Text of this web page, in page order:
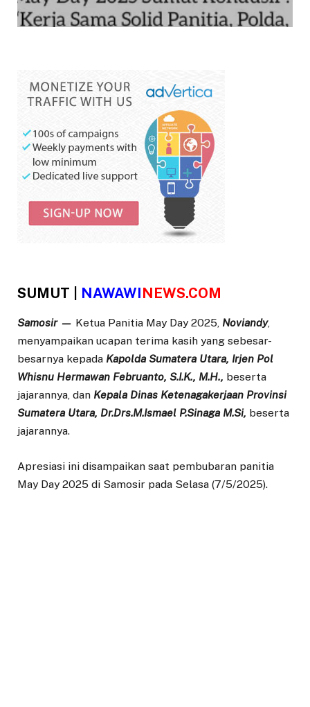
SUMUT | NAWAWINEWS.COM
Samosir — Ketua Panitia May Day 2025, Noviandy,
menyampaikan ucapan terima kasih yang sebesar-
besarnya kepada Kapolda Sumatera Utara, Irjen Pol
Whisnu Hermawan Februanto, S.I.K., M.H., beserta
jajarannya, dan Kepala Dinas Ketenagakerjaan Provinsi
Sumatera Utara, Dr.Drs.M.Ismael P.Sinaga M.Si, beserta
jajarannya.
Apresiasi ini disampaikan saat pembubaran panitia
May Day 2025 di Samosir pada Selasa (7/5/2025).